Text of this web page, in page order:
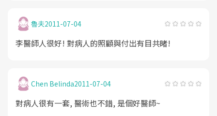
魯夫2011-07-04
李醫師人很好! 對病人的照顧與付出有目共睹!
Chen Belinda2011-07-04
對病人很有一套, 醫術也不錯, 是個好醫師~